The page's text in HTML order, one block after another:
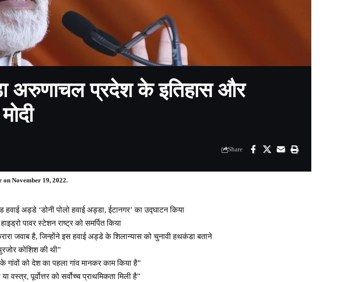
अरुणाचल प्रदेश के इतिहास और
Share
November 19, 2022.
अड्डे ‘डोनी पोलो हवाई अड्डा, ईटानगर’ का उद्घाटन किया
पावर स्टेशन राष्ट्र को समर्पित किया
जवाब है, जिन्होंने इस हवाई अड्डे के शिलान्यास को चुनावी हथकंडा बताने
कोशिश की थी”
के गांवों को देश का पहला गांव मानकर काम किया है”
वस्त्र, पूर्वोत्तर को सर्वोच्च प्राथमिकता मिली है”